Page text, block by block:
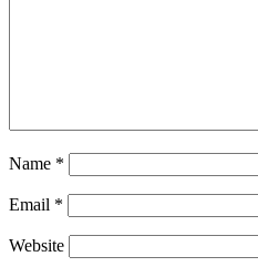
Name *
Email *
Website